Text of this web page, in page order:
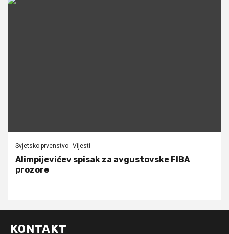
Svjetsko prvenstvo Vijesti
Alimpijevićev spisak za avgustovske FIBA
prozore
KONTAKT